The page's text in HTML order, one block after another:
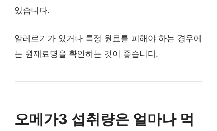
있습니다.
알레르기가 있거나 특정 원료를 피해야 하는 경우에
는 원재료명을 확인하는 것이 좋습니다.
오메가3 섭취량은 얼마나 먹